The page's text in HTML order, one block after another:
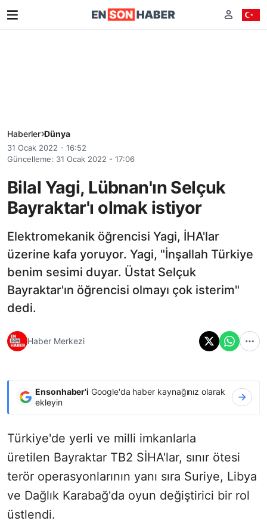
Haberler Dünya
31 Ocak 2022 - 16:52
Güncelleme: 31 Ocak 2022 - 17:06
Bilal Yagi, Lübnan'ın Selçuk
Bayraktar'ı olmak istiyor
Elektromekanik öğrencisi Yagi, İHA'lar
üzerine kafa yoruyor. Yagi, "İnşallah Türkiye
benim sesimi duyar. Üstat Selçuk
Bayraktar'ın öğrencisi olmayı çok isterim"
dedi.
Haber Merkezi
Ensonhaber'i Google'da haber kaynağınız olarak
ekleyin
Türkiye'de yerli ve milli imkanlarla
üretilen Bayraktar TB2 SİHA'lar, sınır ötesi
terör operasyonlarının yanı sıra Suriye, Libya
ve Dağlık Karabağ'da oyun değiştirici bir rol
üstlendi.